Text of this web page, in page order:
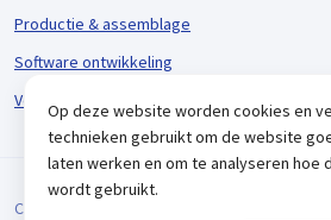
Productie & assemblage
Software ontwikkeling
Voorraadbeheer & logistiek
Cookieverklaring
Op deze website worden cookies en
technieken gebruikt om de website
laten werken en om te analyseren hoe
wordt gebruikt.